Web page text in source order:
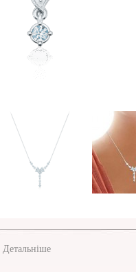
Детальніше